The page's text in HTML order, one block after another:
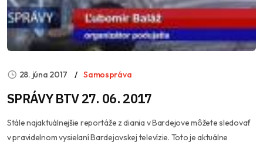
28. júna 2017 Samospráva
SPRÁVY BTV 27. 06. 2017
Stále najaktuálnejšie reportáže z diania v Bardejove môžete sledovať
v pravidelnom vysielaní Bardejovskej televízie. Toto je aktuálne